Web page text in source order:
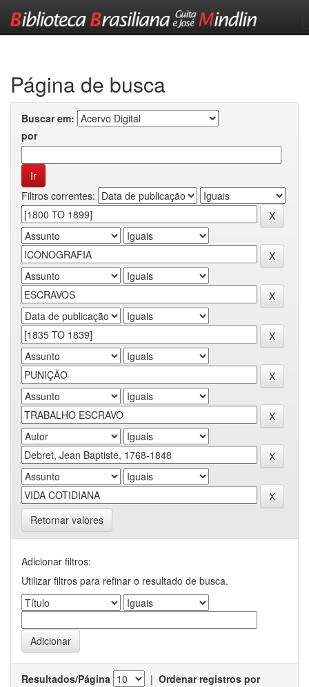
Página de busca
Buscar em:
por
Filtros correntes:
Retornar valores
Adicionar filtros:
Utilizar filtros para refinar o resultado de busca.
Resultados/Página | Ordenar registros por